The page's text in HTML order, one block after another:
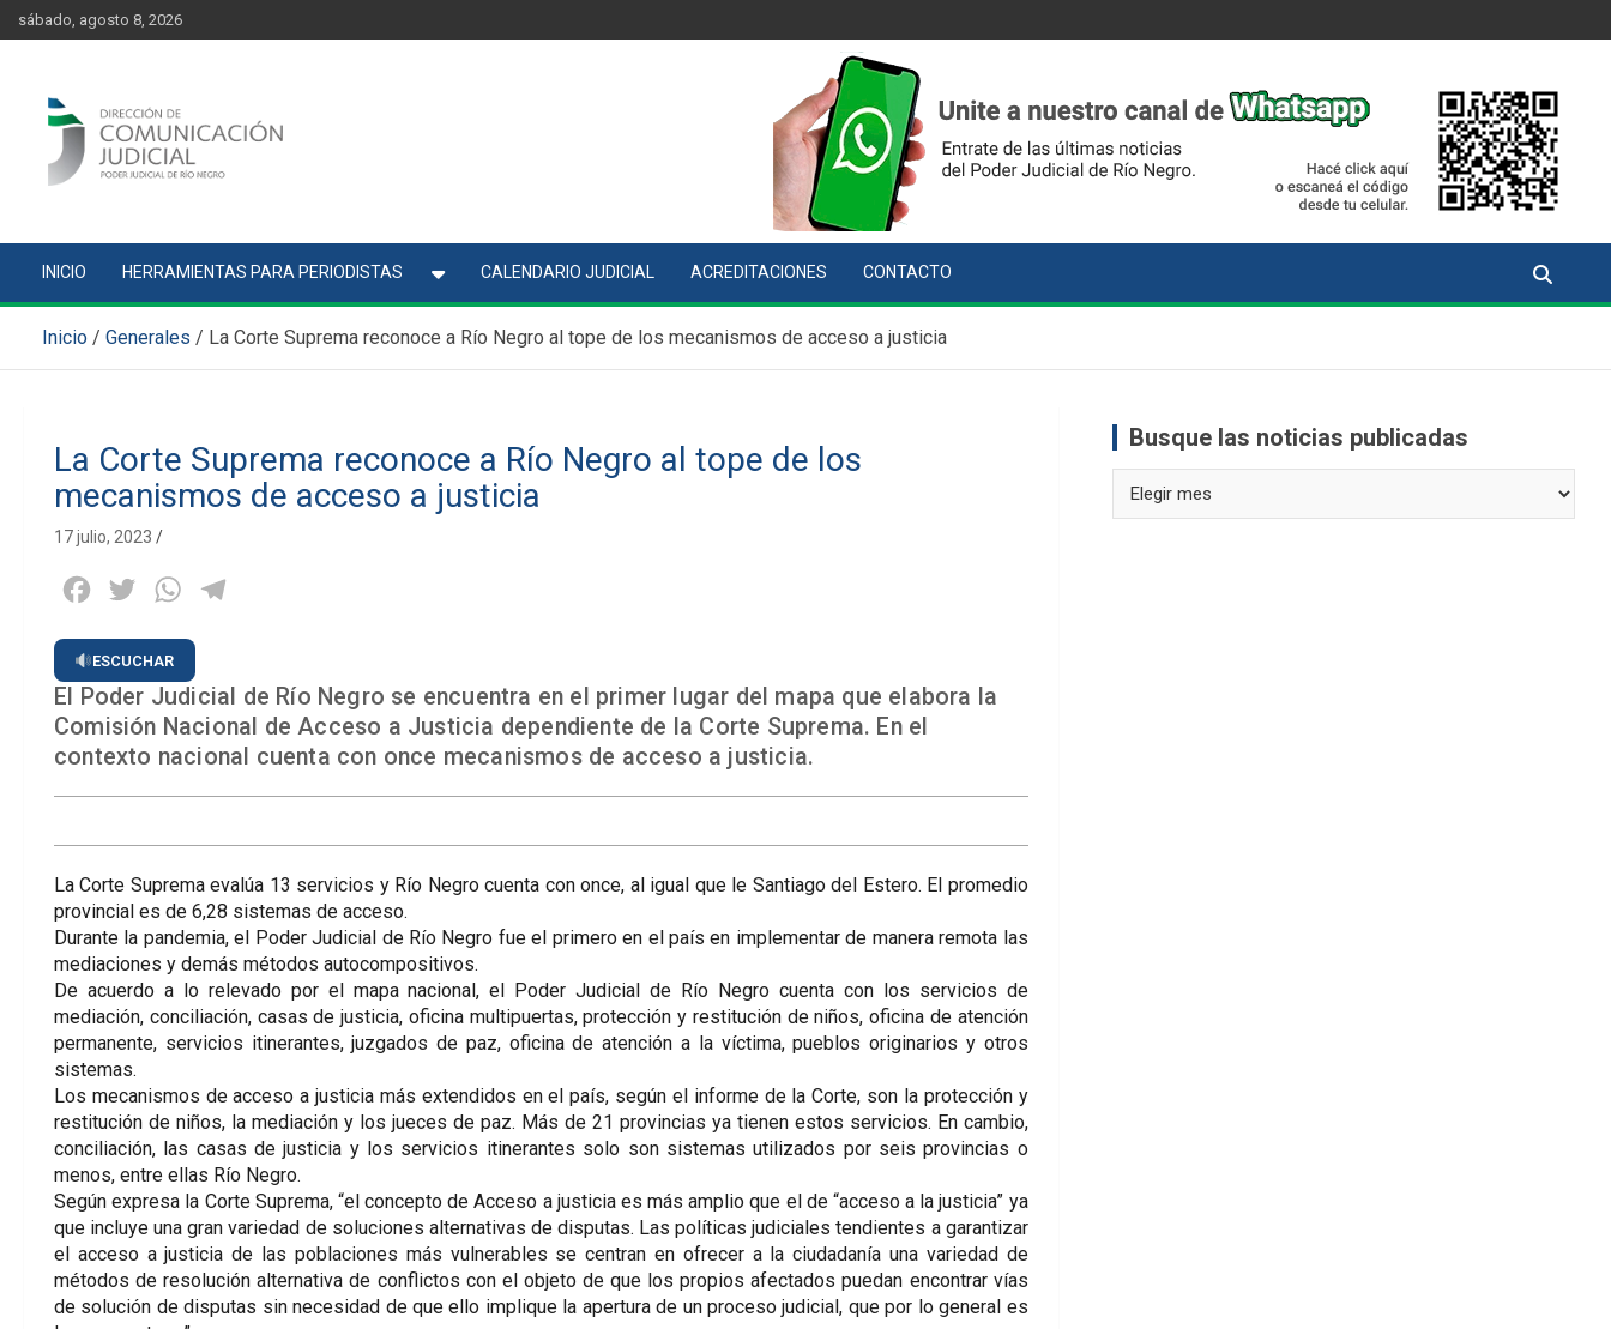
content
Skip
to
sábado, agosto 8, 2026
INICIO HERRAMIENTAS PARA PERIODISTAS CALENDARIO JUDICIAL ACREDITACIONES CONTACTO
Inicio Generales La Corte Suprema reconoce a Río Negro al tope de los mecanismos de acceso a justicia
La Corte Suprema reconoce a Río Negro al tope de los
mecanismos de acceso a justicia
17 julio, 2023
Facebook
Twitter WhatsApp
ESCUCHAR
El Poder Judicial de Río Negro se encuentra en el primer lugar del mapa que elabora la
Comisión Nacional de Acceso a Justicia dependiente de la Corte Suprema. En el
contexto nacional cuenta con once mecanismos de acceso a justicia.
La Corte Suprema evalúa 13 servicios y Río Negro cuenta con once, al igual que le Santiago del Estero. El promedio
provincial es de 6,28 sistemas de acceso.
Durante la pandemia, el Poder Judicial de Río Negro fue el primero en el país en implementar de manera remota las
mediaciones y demás métodos autocompositivos.
De acuerdo a lo relevado por el mapa nacional, el Poder Judicial de Río Negro cuenta con los servicios de
mediación, conciliación, casas de justicia, oficina multipuertas, protección y restitución de niños, oficina de atención
permanente, servicios itinerantes, juzgados de paz, oficina de atención a la víctima, pueblos originarios y otros
sistemas.
Los mecanismos de acceso a justicia más extendidos en el país, según el informe de la Corte, son la protección y
restitución de niños, la mediación y los jueces de paz. Más de 21 provincias ya tienen estos servicios. En cambio,
conciliación, las casas de justicia y los servicios itinerantes solo son sistemas utilizados por seis provincias o
menos, entre ellas Río Negro.
Según expresa la Corte Suprema, “el concepto de Acceso a justicia es más amplio que el de “acceso a la justicia” ya
que incluye una gran variedad de soluciones alternativas de disputas. Las políticas judiciales tendientes a garantizar
el acceso a justicia de las poblaciones más vulnerables se centran en ofrecer a la ciudadanía una variedad de
métodos de resolución alternativa de conflictos con el objeto de que los propios afectados puedan encontrar vías
de solución de disputas sin necesidad de que ello implique la apertura de un proceso judicial, que por lo general es
Busque las noticias publicadas
las